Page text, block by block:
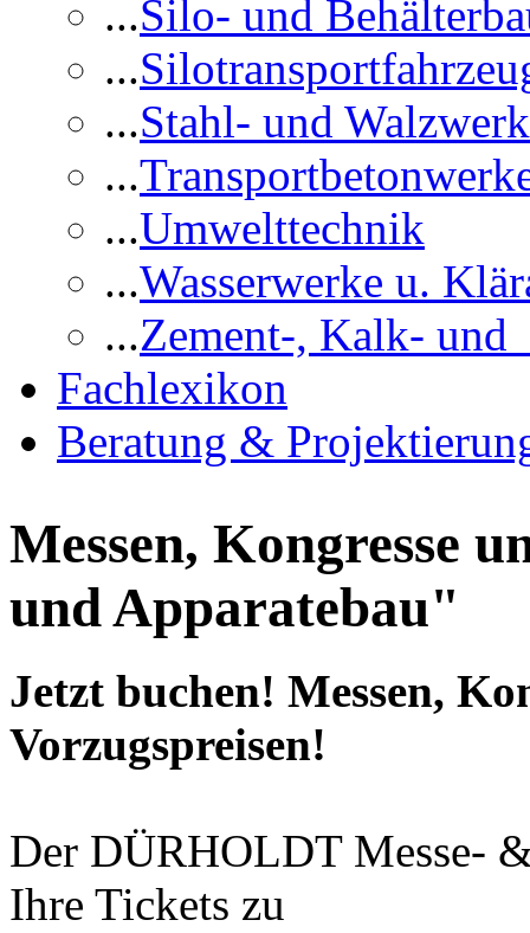
...Silo- und
...
...Stahl- und
...
...Umwelttechnik
...Wasserwerke u.
...Zement-, Kalk-
Fachlexikon
Beratung &
Messen, Kongresse
und Apparatebau"
Jetzt buchen! Messen,
Vorzugspreisen!
Der DÜRHOLDT Messe-
Ihre Tickets zu